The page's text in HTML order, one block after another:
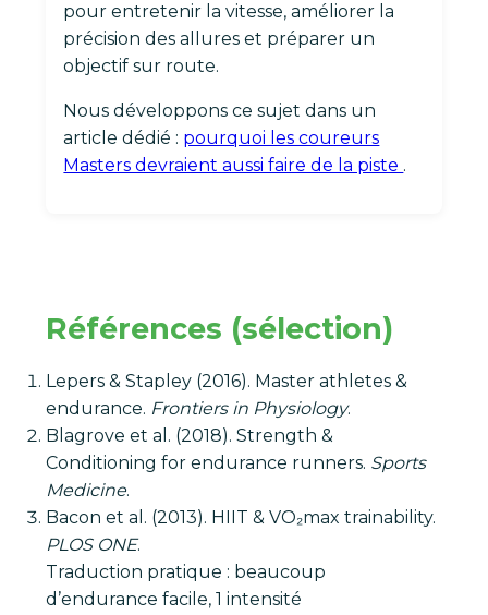
pour entretenir la vitesse, améliorer la
précision des allures et préparer un
objectif sur route.
Nous développons ce sujet dans un
article dédié : pourquoi les coureurs
Masters devraient aussi faire de la piste .
Références (sélection)
Lepers & Stapley (2016). Master athletes &
endurance. Frontiers in Physiology.
Blagrove et al. (2018). Strength &
Conditioning for endurance runners. Sports
Medicine.
Bacon et al. (2013). HIIT & VO₂max trainability.
PLOS ONE.
Traduction pratique : beaucoup
d’endurance facile, 1 intensité